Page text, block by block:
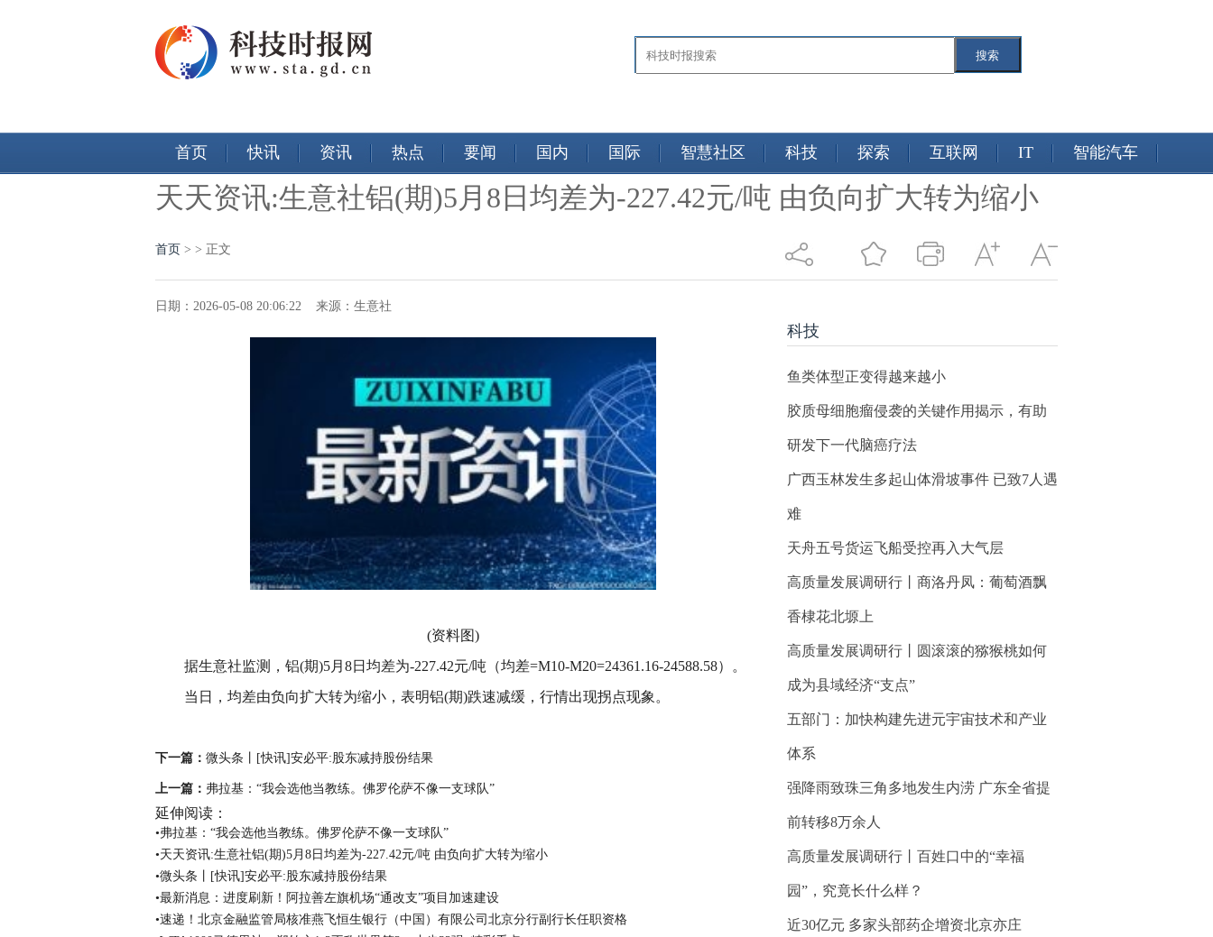
搜索
首页 快讯 资讯 热点 要闻 国内 国际 智慧社区 科技 探索 互联网 IT 智能汽车
天天资讯:生意社铝(期)5月8日均差为-227.42元/吨 由负向扩大转为缩小
首页 > > 正文
日期：2026-05-08 20:06:22 来源：生意社
(资料图)
据生意社监测，铝(期)5月8日均差为-227.42元/吨（均差=M10-M20=24361.16-24588.58）。
当日，均差由负向扩大转为缩小，表明铝(期)跌速减缓，行情出现拐点现象。
下一篇： 微头条丨[快讯]安必平:股东减持股份结果
上一篇： 弗拉基：“我会选他当教练。佛罗伦萨不像一支球队”
延伸阅读：
•弗拉基：“我会选他当教练。佛罗伦萨不像一支球队”
•天天资讯:生意社铝(期)5月8日均差为-227.42元/吨 由负向扩大转为缩小
•微头条丨[快讯]安必平:股东减持股份结果
•最新消息：进度刷新！阿拉善左旗机场“通改支”项目加速建设
•速递！北京金融监管局核准燕飞恒生银行（中国）有限公司北京分行副行长任职资格
科技
鱼类体型正变得越来越小
胶质母细胞瘤侵袭的关键作用揭示，有助
研发下一代脑癌疗法
广西玉林发生多起山体滑坡事件 已致7人遇
难
天舟五号货运飞船受控再入大气层
高质量发展调研行丨商洛丹凤：葡萄酒飘
香棣花北塬上
高质量发展调研行丨圆滚滚的猕猴桃如何
成为县域经济“支点”
五部门：加快构建先进元宇宙技术和产业
体系
强降雨致珠三角多地发生内涝 广东全省提
前转移8万余人
高质量发展调研行丨百姓口中的“幸福
园”，究竟长什么样？
近30亿元 多家头部药企增资北京亦庄